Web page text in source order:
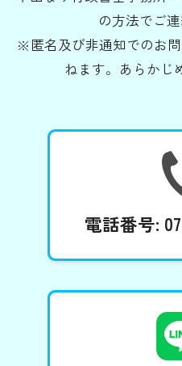
の方法でご連
※匿名及び非通知でのお
ねます。あらかじ
電話番号: